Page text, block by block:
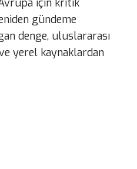
gündeme
denge, uluslararası
yerel kaynaklardan